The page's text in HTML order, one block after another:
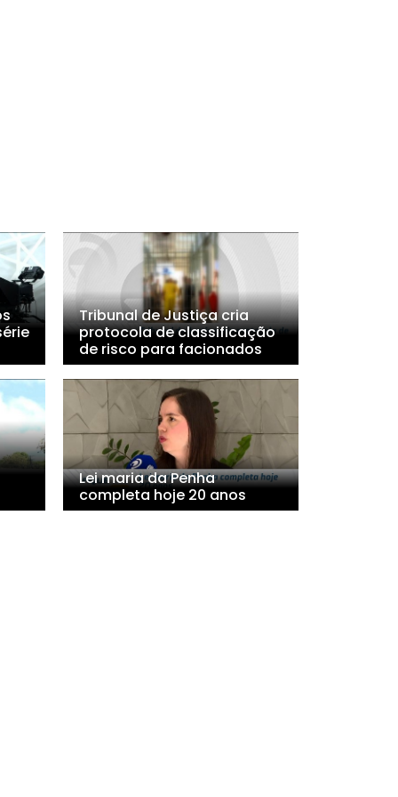
Tribunal de Justiça cria
protocola de classificação
de risco para facionados
Lei maria da Penha
completa hoje 20 anos